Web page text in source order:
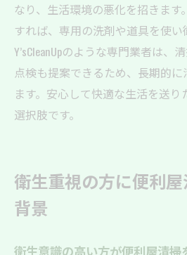
なり、生活環境の悪化を招きま
すれば、専用の洗剤や道具を使い
Y’sCleanUpのような専門業者は、
点検も提案できるため、長期的
ます。安心して快適な生活を送
選択肢です。
衛生重視の方に便利
背景
衛生意識の高い方が便利屋清掃